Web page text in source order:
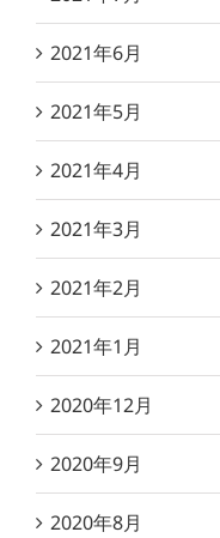
2021年6月
2021年5月
2021年4月
2021年3月
2021年2月
2021年1月
2020年12月
2020年9月
2020年8月